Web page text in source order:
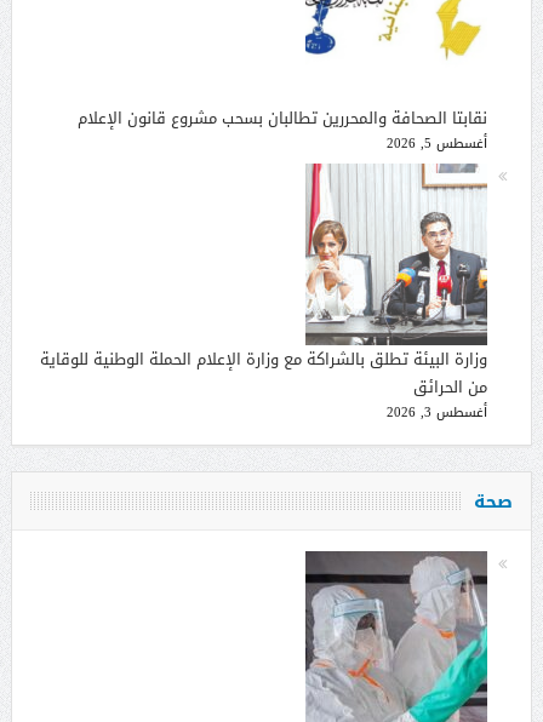
نقابتا الصحافة والمحررين تطالبان بسحب مشروع قانون الإعلام
أغسطس 5, 2026
وزارة البيئة تطلق بالشراكة مع وزارة الإعلام الحملة الوطنية للوقاية
من الحرائق
أغسطس 3, 2026
صحة